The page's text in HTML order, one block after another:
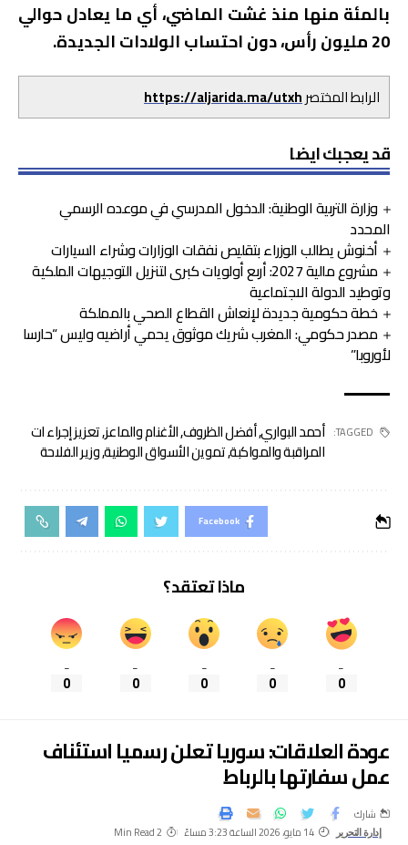
بالمئة منها منذ غشت الماضي، أي ما يعادل حوالي
20 مليون رأس، دون احتساب الولادات الجديدة.
الرابط المختصرhttps://aljarida.ma/utxh
قد يعجبك ايضا
وزارة التربية الوطنية: الدخول المدرسي في موعده الرسمي
المحدد
أخنوش يطالب الوزراء بتقليص نفقات الوزارات وشراء السيارات
مشروع مالية 2027: أربع أولويات كبرى لتنزيل التوجيهات الملكية
وتوطيد الدولة الاجتماعية
خطة حكومية جديدة لإنعاش القطاع الصحي بالمملكة
مصدر حكومي: المغرب شريك موثوق يحمي أراضيه وليس “حارسا
لأوروبا”
TAGGED: أحمد البواري,أفضل الظروف,الأغنام والماعز,تعزيز إجراء ات
المراقبة والمواكبة,تموين الأسواق الوطنية,وزير الفلاحة
Facebook
ماذا تعتقد؟
_
0
_
0
_
0
_
0
_
0
عودة العلاقات: سوريا تعلن رسميا استئناف
عمل سفارتها بالرباط
إدارة التحرير 14 مايو، 2026 الساعة 3:23 مساءً 2 Min Read
شارك